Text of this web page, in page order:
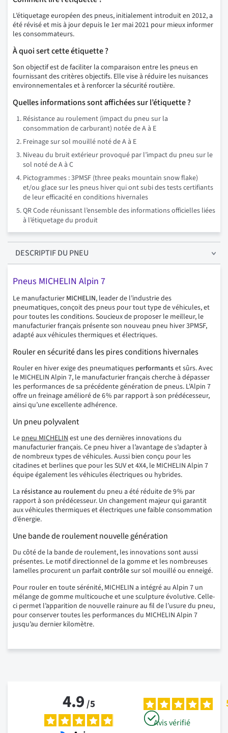
L’étiquetage européen des pneus, initialement introduit en 2012, a
été révisé et mis à jour depuis le 1er mai 2021 pour mieux informer
les consommateurs.
À quoi sert cette étiquette ?
Son objectif est de faciliter la comparaison entre les pneus en
fournissant des critères objectifs. Elle vise à réduire les nuisances
environnementales et à renforcer la sécurité routière.
Quelles informations sont affichées sur l’étiquette ?
Résistance au roulement (impact du pneu sur la
consommation de carburant) notée de A à E
Freinage sur sol mouillé noté de A à E
Niveau du bruit extérieur provoqué par l’impact du pneu sur le
sol noté de A à C
Pictogrammes : 3PMSF (three peaks mountain snow flake)
et/ou glace sur les pneus hiver qui ont subi des tests certifiants
de leur efficacité en conditions hivernales
QR Code réunissant l’ensemble des informations officielles liées
à l’étiquetage du produit
DESCRIPTIFDU PNEU
Pneus MICHELIN Alpin 7
Le manufacturier MICHELIN, leader de l’industrie des
pneumatiques, conçoit des pneus pour tout type de véhicules, et
pour toutes les conditions. Soucieux de proposer le meilleur, le
manufacturier français présente son nouveau pneu hiver 3PMSF,
adapté aux véhicules thermiques et électriques.
Rouler en sécurité dans les pires conditions hivernales
Rouler en hiver exige des pneumatiques performantset sûrs. Avec
le MICHELIN Alpin 7, le manufacturier français cherche à dépasser
les performances de sa précédente génération de pneus. L'Alpin 7
offre un freinage amélioré de 6 % par rapport à son prédécesseur,
ainsi qu’une excellente adhérence.
Un pneu polyvalent
Le pneu MICHELINest une des dernières innovations du
manufacturier français. Ce pneu hiver a l’avantage de s’adapter à
de nombreux types de véhicules. Aussi bien conçu pour les
citadines et berlines que pour les SUV et 4X4, le MICHELIN Alpin 7
équipe également les véhicules électriques ou hybrides.
La résistance au roulementdu pneu a été réduite de 9 % par
rapport à son prédécesseur. Un changement majeur qui garantit
aux véhicules thermiques et électriques une faible consommation
d’énergie.
Une bande de roulement nouvelle génération
Du côté de la bande de roulement, les innovations sont aussi
présentes. Le motif directionnel de la gomme et les nombreuses
lamelles procurent un parfaitcontrôlesur sol mouillé ou enneigé.
Pour rouler en toute sérénité, MICHELIN a intégré au Alpin 7 un
mélange de gomme multicouche et une sculpture évolutive. Celle-
ci permet l’apparition de nouvelle rainure au fil de l’usure du pneu,
pour conserver toutes les performances du MICHELIN Alpin 7
jusqu’au dernier kilomètre.
4.9/5
Avis vérifié